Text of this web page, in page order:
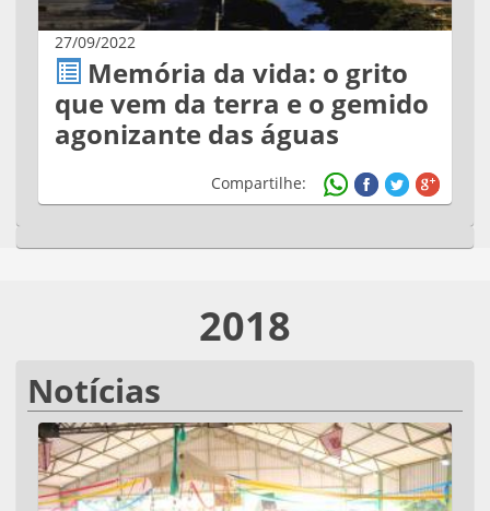
27/09/2022
Memória da vida: o grito
que vem da terra e o gemido
agonizante das águas
Compartilhe:
2018
Notícias